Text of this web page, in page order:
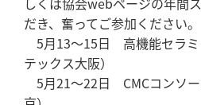
だき、奮ってご参加ください。
5月13～15日 高機能セラミ
テックス大阪）
5月21～22日 CMCコンソ